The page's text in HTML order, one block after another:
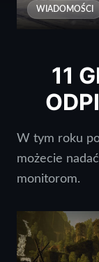
WIADOMOŚCI
11
W tym roku
możecie
monitorom.